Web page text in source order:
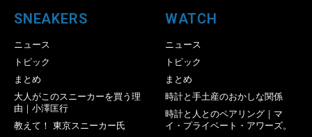
SNEAKERS
ニュース
トピック
まとめ
大人がこのスニーカーを買う理
由｜小澤匡行
教えて！ 東京スニーカー氏
WATCH
ニュース
トピック
まとめ
時計と手土産のおかしな関係
時計と人とのペアリング｜マ
イ・プライベート・アワーズ。